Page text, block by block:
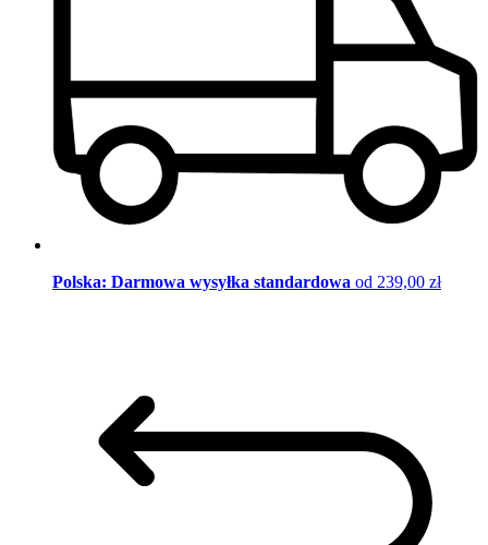
Polska: Darmowa wysyłka standardowa od 239,00 zł